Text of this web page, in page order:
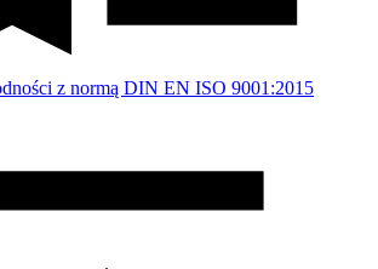
z normą DIN EN ISO 9001:2015